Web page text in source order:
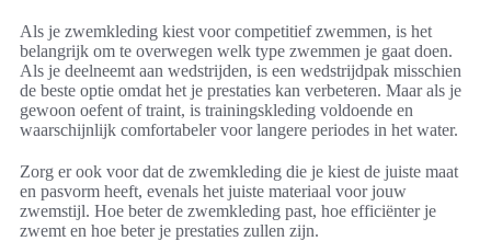
Als je zwemkleding kiest voor competitief zwemmen, is het
belangrijk om te overwegen welk type zwemmen je gaat doen.
Als je deelneemt aan wedstrijden, is een wedstrijdpak misschien
de beste optie omdat het je prestaties kan verbeteren. Maar als je
gewoon oefent of traint, is trainingskleding voldoende en
waarschijnlijk comfortabeler voor langere periodes in het water.
Zorg er ook voor dat de zwemkleding die je kiest de juiste maat
en pasvorm heeft, evenals het juiste materiaal voor jouw
zwemstijl. Hoe beter de zwemkleding past, hoe efficiënter je
zwemt en hoe beter je prestaties zullen zijn.